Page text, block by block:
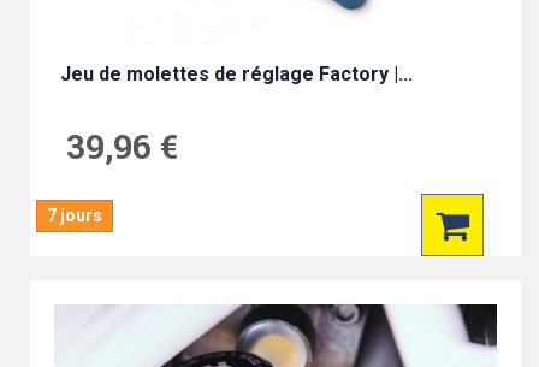
Jeu de molettes de réglage Factory |...
39,96 €
7 jours